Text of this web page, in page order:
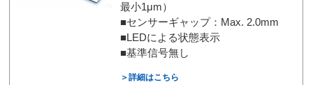
最小1μm）
■センサーギャップ：Max. 2.0mm
■LEDによる状態表示
■基準信号無し
＞詳細はこちら